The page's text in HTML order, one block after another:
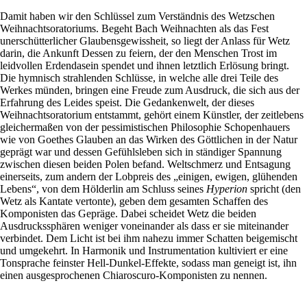
Damit haben wir den Schlüssel zum Verständnis des Wetzschen
Weihnachtsoratoriums. Begeht Bach Weihnachten als das Fest
unerschütterlicher Glaubensgewissheit, so liegt der Anlass für Wetz
darin, die Ankunft Dessen zu feiern, der den Menschen Trost im
leidvollen Erdendasein spendet und ihnen letztlich Erlösung bringt.
Die hymnisch strahlenden Schlüsse, in welche alle drei Teile des
Werkes münden, bringen eine Freude zum Ausdruck, die sich aus der
Erfahrung des Leides speist. Die Gedankenwelt, der dieses
Weihnachtsoratorium entstammt, gehört einem Künstler, der zeitlebens
gleichermaßen von der pessimistischen Philosophie Schopenhauers
wie von Goethes Glauben an das Wirken des Göttlichen in der Natur
geprägt war und dessen Gefühlsleben sich in ständiger Spannung
zwischen diesen beiden Polen befand. Weltschmerz und Entsagung
einerseits, zum andern der Lobpreis des „einigen, ewigen, glühenden
Lebens“, von dem Hölderlin am Schluss seines Hyperion spricht (den
Wetz als Kantate vertonte), geben dem gesamten Schaffen des
Komponisten das Gepräge. Dabei scheidet Wetz die beiden
Ausdruckssphären weniger voneinander als dass er sie miteinander
verbindet. Dem Licht ist bei ihm nahezu immer Schatten beigemischt
und umgekehrt. In Harmonik und Instrumentation kultiviert er eine
Tonsprache feinster Hell-Dunkel-Effekte, sodass man geneigt ist, ihn
einen ausgesprochenen Chiaroscuro-Komponisten zu nennen.